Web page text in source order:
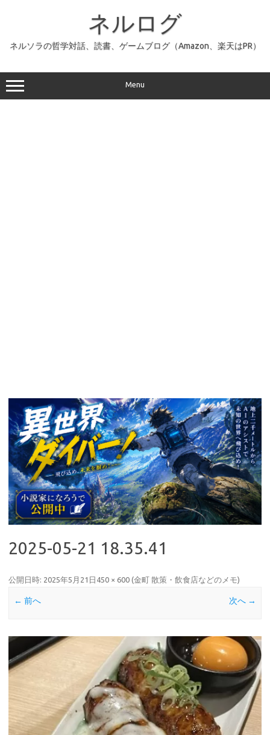
ッ
プ
ネルログ
ネルソラの哲学対話、読書、ゲームブログ（Amazon、楽天はPR）
Menu
2025-05-21 18.35.41
公開日時: 2025年5月21日 450 × 600 (金町 散策・飲食店などのメモ)
← 前へ 次へ →